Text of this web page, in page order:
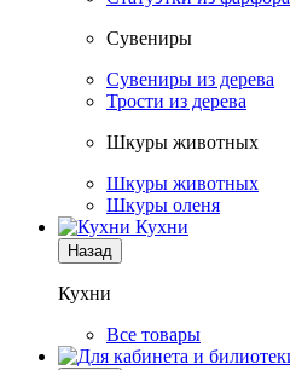
Сувениры
Сувениры из дерева
Трости из дерева
Шкуры животных
Шкуры животных
Шкуры оленя
Кухни
Назад
Кухни
Все товары